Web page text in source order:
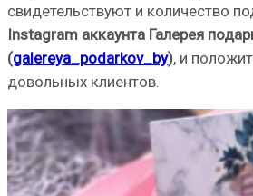
свидетельствуют и количество
Instagram аккаунта Галерея
(galereya_podarkov_by), и
довольных клиентов.